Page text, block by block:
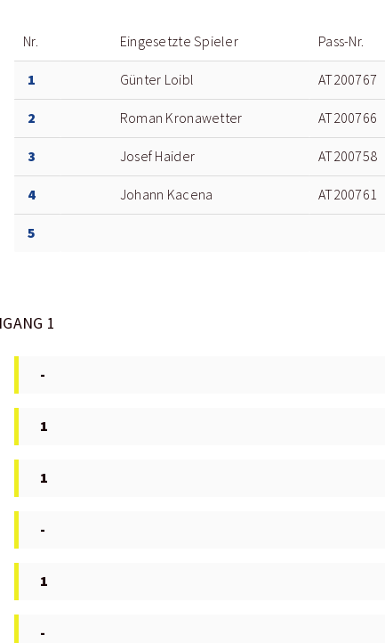
Nr. Eingesetzte Spieler Pass-Nr.
1 Günter Loibl AT200767
2 Roman Kronawetter AT200766
3 Josef Haider AT200758
4 Johann Kacena AT200761
5
1
-
1
1
-
1
-